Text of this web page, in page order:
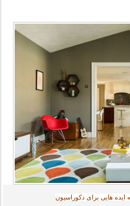
هایی برای دکوراسیون